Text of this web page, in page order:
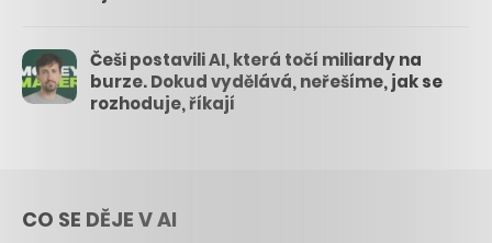
Češi postavili AI, která točí miliardy na
burze. Dokud vydělává, neřešíme, jak se
rozhoduje, říkají
CO SE DĚJE V AI